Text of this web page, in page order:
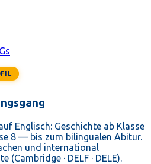
Englisch: Geschichte ab Klasse
8 — bis zum bilingualen Abitur.
und international
· DELF · DELE).